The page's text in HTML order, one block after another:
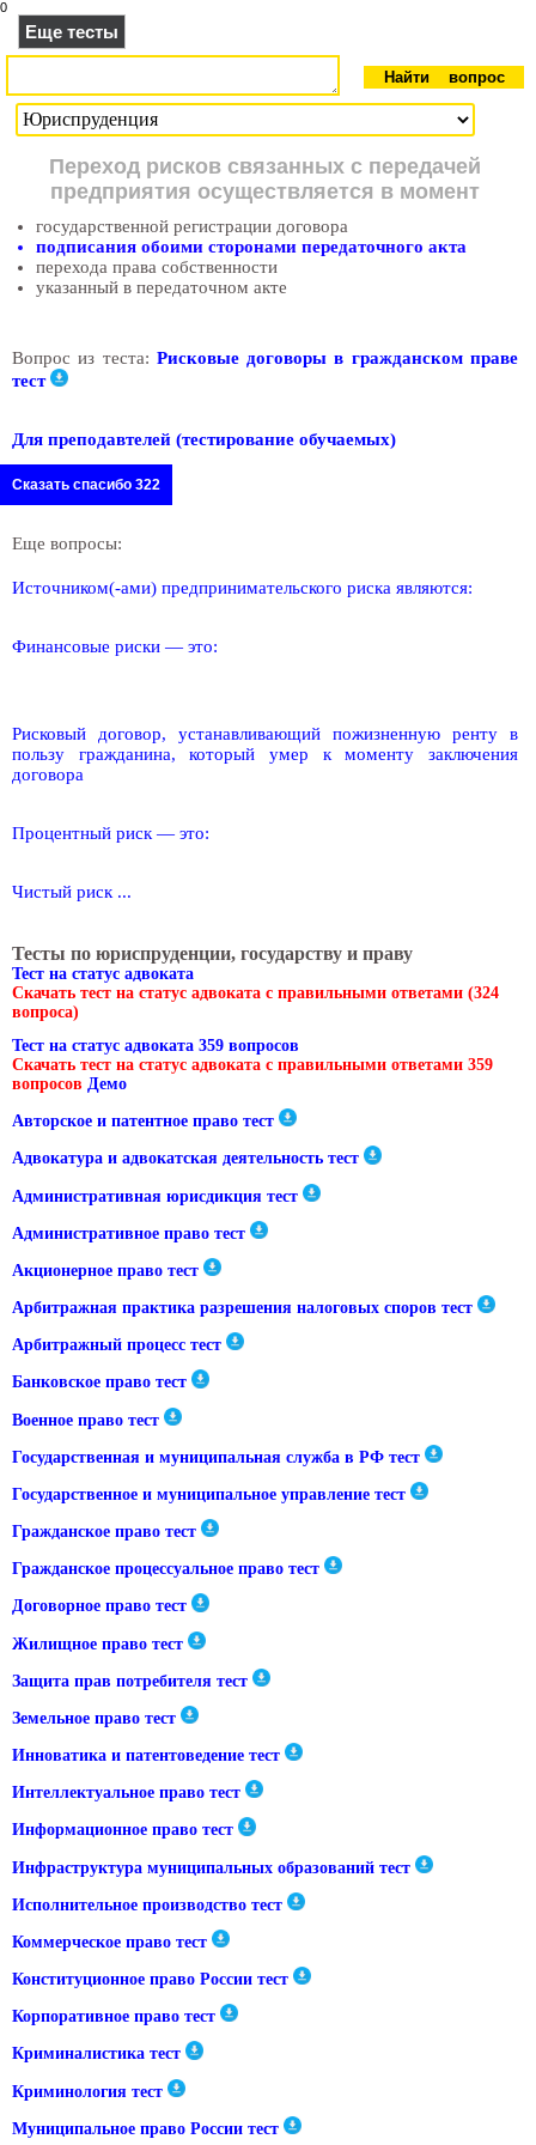
0
Еще тесты
Переход рисков связанных с передачей
предприятия осуществляется в момент
государственной регистрации договора
подписания обоими сторонами передаточного акта
перехода права собственности
указанный в передаточном акте
Вопрос из теста: Рисковые договоры в гражданском праве
тест
Для преподавтелей (тестирование обучаемых)
Сказать спасибо 322
Еще вопросы:
Источником(-ами) предпринимательского риска являются:
Финансовые риски — это:
Рисковый договор, устанавливающий пожизненную ренту в
пользу гражданина, который умер к моменту заключения
договора
Процентный риск — это:
Чистый риск ...
Тесты по юриспруденции, государству и праву
Тест на статус адвоката
Скачать тест на статус адвоката с правильными ответами (324
вопроса)
Тест на статус адвоката 359 вопросов
Скачать тест на статус адвоката с правильными ответами 359
вопросов Демо
Авторское и патентное право тест
Адвокатура и адвокатская деятельность тест
Административная юрисдикция тест
Административное право тест
Акционерное право тест
Арбитражная практика разрешения налоговых споров тест
Арбитражный процесс тест
Банковское право тест
Военное право тест
Государственная и муниципальная служба в РФ тест
Государственное и муниципальное управление тест
Гражданское право тест
Гражданское процессуальное право тест
Договорное право тест
Жилищное право тест
Защита прав потребителя тест
Земельное право тест
Инноватика и патентоведение тест
Интеллектуальное право тест
Информационное право тест
Инфраструктура муниципальных образований тест
Исполнительное производство тест
Коммерческое право тест
Конституционное право России тест
Корпоративное право тест
Криминалистика тест
Криминология тест
Муниципальное право России тест